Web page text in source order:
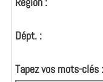
Dépt. :
Tapez vos mots-clés :